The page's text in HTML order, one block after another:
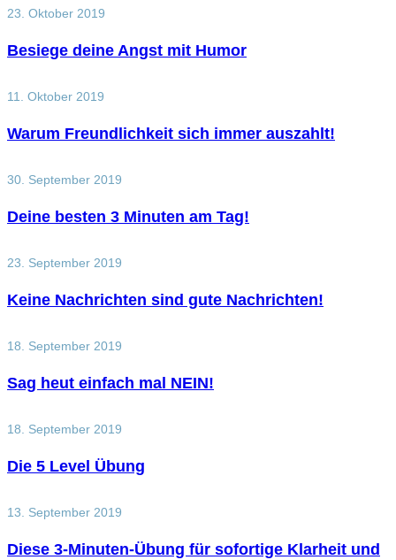
23. Oktober 2019
Besiege deine Angst mit Humor
11. Oktober 2019
Warum Freundlichkeit sich immer auszahlt!
30. September 2019
Deine besten 3 Minuten am Tag!
23. September 2019
Keine Nachrichten sind gute Nachrichten!
18. September 2019
Sag heut einfach mal NEIN!
18. September 2019
Die 5 Level Übung
13. September 2019
Diese 3-Minuten-Übung für sofortige Klarheit und